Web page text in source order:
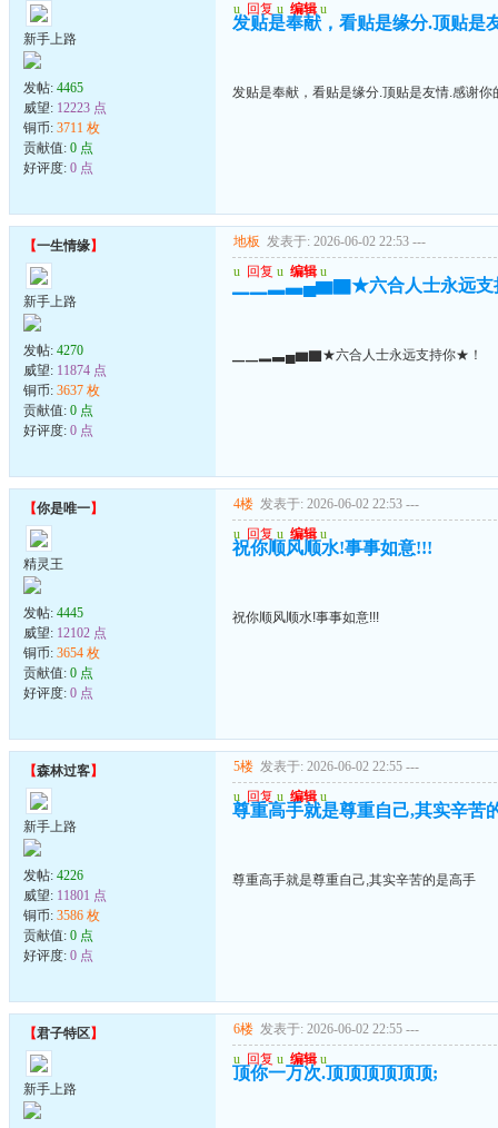
新手上路
发帖: 4465
威望: 12223 点
铜币: 3711 枚
贡献值: 0 点
好评度: 0 点
u 回复 u 编辑 u
发贴是奉献，看贴是缘分.顶贴是
发贴是奉献，看贴是缘分.顶贴是友情.感谢你
【一生情缘】
新手上路
发帖: 4270
威望: 11874 点
铜币: 3637 枚
贡献值: 0 点
好评度: 0 点
地板 发表于: 2026-06-02 22:53 ---
u 回复 u 编辑 u
▁▁▂▃▄▆▇★六合人士永远支
▁▁▂▃▄▆▇★六合人士永远支持你★！
【你是唯一】
精灵王
发帖: 4445
威望: 12102 点
铜币: 3654 枚
贡献值: 0 点
好评度: 0 点
4楼 发表于: 2026-06-02 22:53 ---
u 回复 u 编辑 u
祝你顺风顺水!事事如意!!!
祝你顺风顺水!事事如意!!!
【森林过客】
新手上路
发帖: 4226
威望: 11801 点
铜币: 3586 枚
贡献值: 0 点
好评度: 0 点
5楼 发表于: 2026-06-02 22:55 ---
u 回复 u 编辑 u
尊重高手就是尊重自己,其实辛苦
尊重高手就是尊重自己,其实辛苦的是高手
【君子特区】
新手上路
6楼 发表于: 2026-06-02 22:55 ---
u 回复 u 编辑 u
顶你一万次.顶顶顶顶顶顶;